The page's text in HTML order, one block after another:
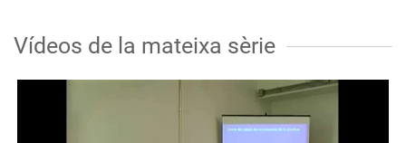
Vídeos de la mateixa sèrie